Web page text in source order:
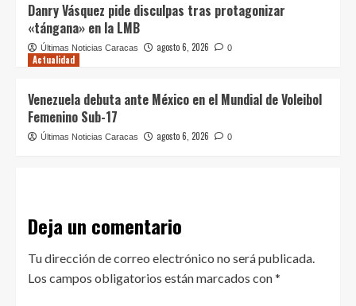
Danry Vásquez pide disculpas tras protagonizar
«tángana» en la LMB
Últimas Noticias Caracas agosto 6, 2026 0
Actualidad
Venezuela debuta ante México en el Mundial de Voleibol
Femenino Sub-17
Últimas Noticias Caracas agosto 6, 2026 0
Deja un comentario
Tu dirección de correo electrónico no será publicada.
Los campos obligatorios están marcados con*